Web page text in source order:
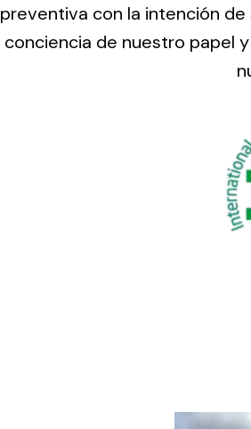
preventiva con la intención
conciencia de nuestro papel